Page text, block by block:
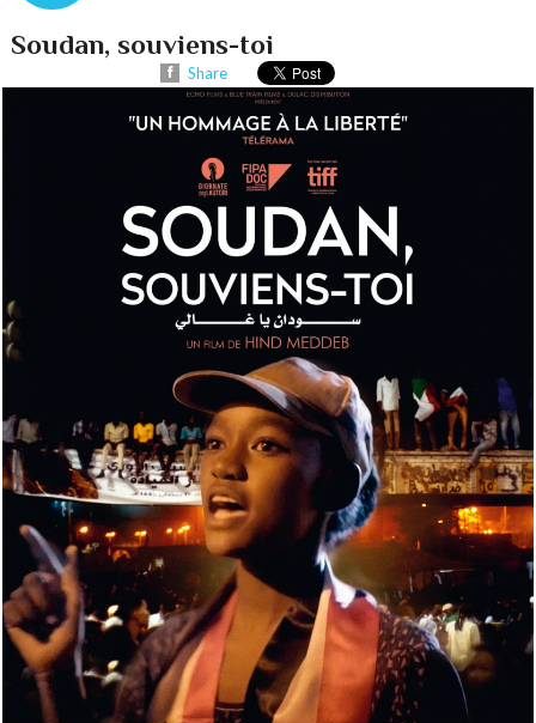
Soudan, souviens-toi
Share